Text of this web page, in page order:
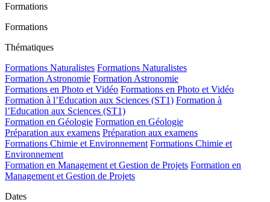
Formations
Formations
Thématiques
Formations Naturalistes Formations Naturalistes
Formation Astronomie Formation Astronomie
Formations en Photo et Vidéo Formations en Photo et Vidéo
Formation à l’Education aux Sciences (ST1) Formation à
l’Education aux Sciences (ST1)
Formation en Géologie Formation en Géologie
Préparation aux examens Préparation aux examens
Formations Chimie et Environnement Formations Chimie et
Environnement
Formation en Management et Gestion de Projets Formation en
Management et Gestion de Projets
Dates